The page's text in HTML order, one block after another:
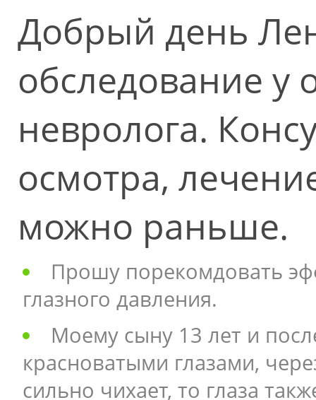
Добрый день
обследование у
невролога.
осмотра,
можно раньше.
Прошу порекомдовать
глазного давления.
Моему сыну 13 лет и
красноватыми глазами,
сильно чихает, то глаза